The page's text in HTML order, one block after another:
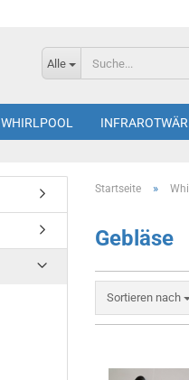
Alle
WHIRLPOOL
Startseite »
Gebläse
Sortieren nach